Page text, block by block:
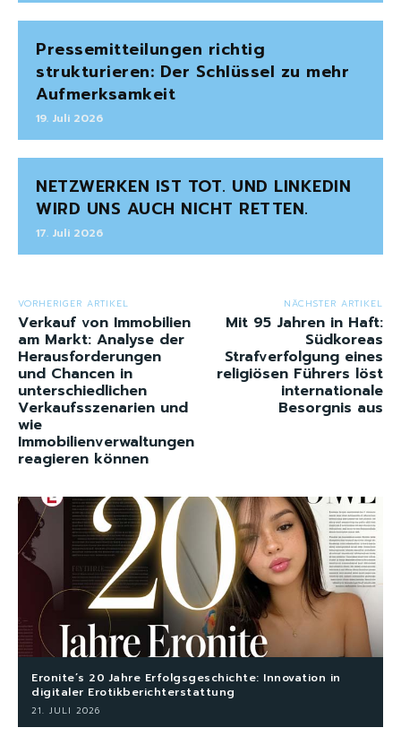
Pressemitteilungen richtig
strukturieren: Der Schlüssel zu mehr
Aufmerksamkeit
19. Juli 2026
NETZWERKEN IST TOT. UND LINKEDIN
WIRD UNS AUCH NICHT RETTEN.
17. Juli 2026
VORHERIGER ARTIKEL
Verkauf von Immobilien
am Markt: Analyse der
Herausforderungen
und Chancen in
unterschiedlichen
Verkaufsszenarien und
wie
Immobilienverwaltungen
reagieren können
NÄCHSTER ARTIKEL
Mit 95 Jahren in Haft:
Südkoreas
Strafverfolgung eines
religiösen Führers löst
internationale
Besorgnis aus
Eronite’s 20 Jahre Erfolgsgeschichte: Innovation in
digitaler Erotikberichterstattung
21. JULI 2026